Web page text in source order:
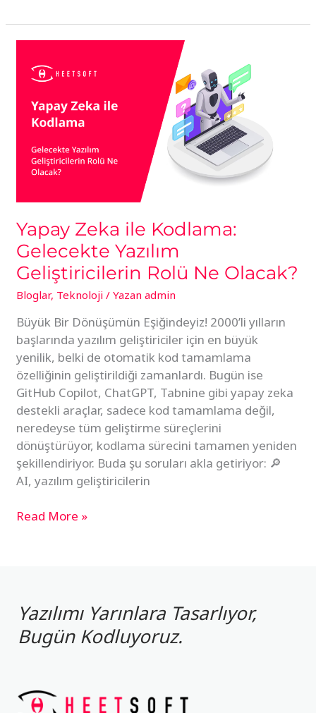
Yapay Zeka ile Kodlama:
Gelecekte Yazılım
Geliştiricilerin Rolü Ne Olacak?
Bloglar, Teknoloji / Yazan admin
Büyük Bir Dönüşümün Eşiğindeyiz! 2000’li yılların
başlarında yazılım geliştiriciler için en büyük
yenilik, belki de otomatik kod tamamlama
özelliğinin geliştirildiği zamanlardı. Bugün ise
GitHub Copilot, ChatGPT, Tabnine gibi yapay zeka
destekli araçlar, sadece kod tamamlama değil,
neredeyse tüm geliştirme süreçlerini
dönüştürüyor, kodlama sürecini tamamen yeniden
şekillendiriyor. Buda şu soruları akla getiriyor: 🔎
AI, yazılım geliştiricilerin
Zeka
Kodlama:
Gelecekte
Geliştiricilerin
Rolü
Olacak?
Read More »
Yazılımı Yarınlara Tasarlıyor,
Bugün Kodluyoruz.